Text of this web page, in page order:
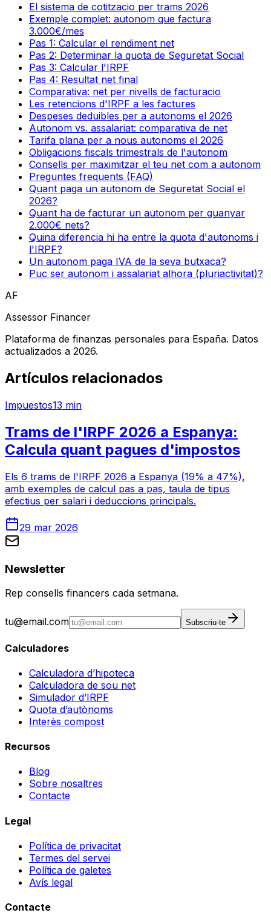
El sistema de cotitzacio per trams 2026
Exemple complet: autonom que factura
3.000€/mes
Pas 1: Calcular el rendiment net
Pas 2: Determinar la quota de Seguretat Social
Pas 3: Calcular l'IRPF
Pas 4: Resultat net final
Comparativa: net per nivells de facturacio
Les retencions d'IRPF a les factures
Despeses deduibles per a autonoms el 2026
Autonom vs. assalariat: comparativa de net
Tarifa plana per a nous autonoms el 2026
Obligacions fiscals trimestrals de l'autonom
Consells per maximitzar el teu net com a autonom
Preguntes frequents (FAQ)
Quant paga un autonom de Seguretat Social el
2026?
Quant ha de facturar un autonom per guanyar
2.000€ nets?
Quina diferencia hi ha entre la quota d'autonoms i
l'IRPF?
Un autonom paga IVA de la seva butxaca?
Puc ser autonom i assalariat alhora (pluriactivitat)?
AF
Assessor Financer
Plataforma de finanzas personales para España. Datos
actualizados a 2026.
Artículos relacionados
Impuestos13 min
Trams de l'IRPF 2026 a Espanya:
Calcula quant pagues d'impostos
Els 6 trams de l'IRPF 2026 a Espanya (19% a 47%),
amb exemples de calcul pas a pas, taula de tipus
efectius per salari i deduccions principals.
29 mar 2026
Newsletter
Rep consells financers cada setmana.
tu@email.com Subscriu-te
Calculadores
Calculadora d’hipoteca
Calculadora de sou net
Simulador d’IRPF
Quota d’autònoms
Interès compost
Recursos
Blog
Sobre nosaltres
Contacte
Legal
Política de privacitat
Termes del servei
Política de galetes
Avís legal
Contacte